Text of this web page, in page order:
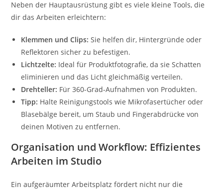
Neben der Hauptausrüstung gibt es viele kleine Tools, die
dir das Arbeiten erleichtern:
Klemmen und Clips: Sie helfen dir, Hintergründe oder
Reflektoren sicher zu befestigen.
Lichtzelte: Ideal für Produktfotografie, da sie Schatten
eliminieren und das Licht gleichmäßig verteilen.
Drehteller: Für 360-Grad-Aufnahmen von Produkten.
Tipp: Halte Reinigungstools wie Mikrofasertücher oder
Blasebälge bereit, um Staub und Fingerabdrücke von
deinen Motiven zu entfernen.
Organisation und Workflow: Effizientes
Arbeiten im Studio
Ein aufgeräumter Arbeitsplatz fördert nicht nur die